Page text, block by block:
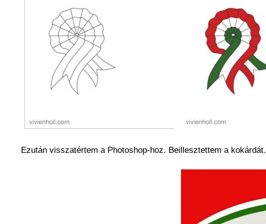
Ezután visszatértem a Photoshop-hoz. Beillesztettem a kokárdát.